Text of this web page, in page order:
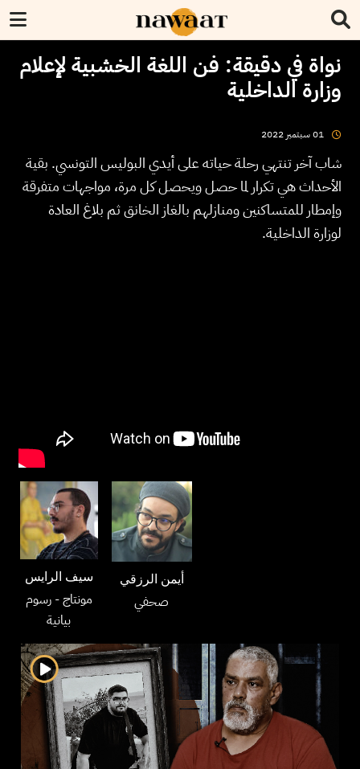
نواة في دقيقة: فن اللغة الخشبية لإعلام
وزارة الداخلية
01سبتمبر 2022
شاب آخر تنتهي رحلة حياته على أيدي البوليس التونسي. بقية
الأحداث هي تكرار لما حصل ويحصل كل مرة، مواجهات متفرقة
وإمطار للمتساكنين ومنازلهم بالغاز الخانق ثم بلاغ العادة
لوزارة الداخلية.
سيف الرايس
مونتاج- رسوم
بيانية
أيمن الرزقي
صحفي